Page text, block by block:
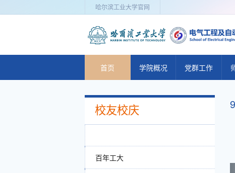
哈尔滨工业大学官网
首页
学院概况 党群工作
校友校庆
百年工大